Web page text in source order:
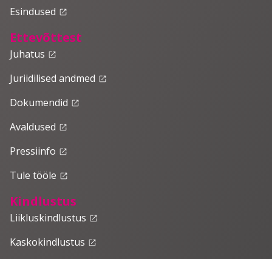
Esindused launch
Ettevõttest
Juhatus launch
Juriidilised andmed launch
Dokumendid launch
Avaldused launch
Pressiinfo launch
Tule tööle launch
Kindlustus
Liikluskindlustus launch
Kaskokindlustus launch